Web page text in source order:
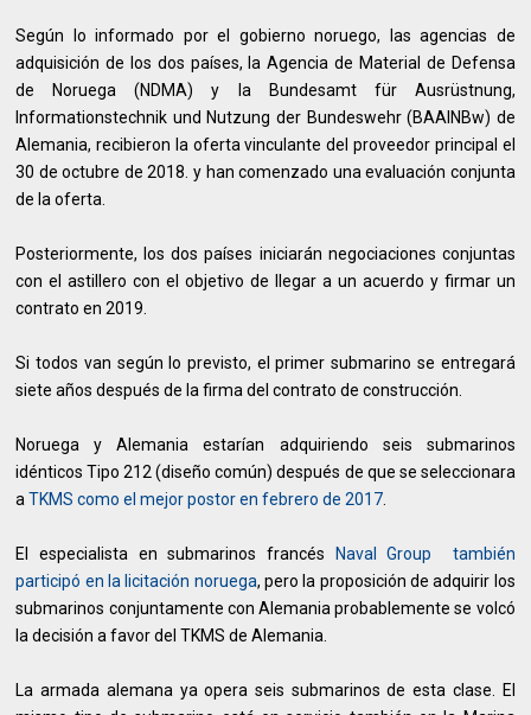
Según lo informado por el gobierno noruego, las agencias de
adquisición de los dos países, la Agencia de Material de Defensa
de Noruega (NDMA) y la Bundesamt für Ausrüstnung,
Informationstechnik und Nutzung der Bundeswehr (BAAINBw) de
Alemania, recibieron la oferta vinculante del proveedor principal el
30 de octubre de 2018. y han comenzado una evaluación conjunta
de la oferta.
Posteriormente, los dos países iniciarán negociaciones conjuntas
con el astillero con el objetivo de llegar a un acuerdo y firmar un
contrato en 2019.
Si todos van según lo previsto, el primer submarino se entregará
siete años después de la firma del contrato de construcción.
Noruega y Alemania estarían adquiriendo seis submarinos
idénticos Tipo 212 (diseño común) después de que se seleccionara
aTKMS como el mejor postor en febrero de 2017.
El especialista en submarinos francés
Naval Group también
participó en la licitación noruega, pero la proposición de adquirir los
submarinos conjuntamente con Alemania probablemente se volcó
la decisión a favor del TKMS de Alemania.
La armada alemana ya opera seis submarinos de esta clase. El